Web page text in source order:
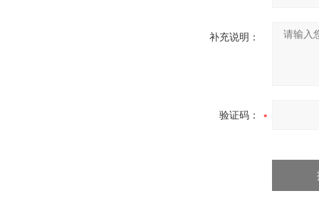
补充说明：
验证码：